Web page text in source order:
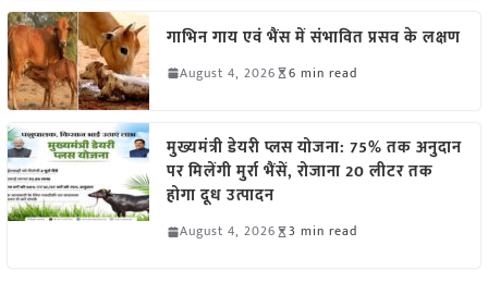
गाभिन गाय एवं भैंस में संभावित प्रसव के लक्षण
August 4, 2026 6 min read
मुख्यमंत्री डेयरी प्लस योजना: 75% तक अनुदान
पर मिलेंगी मुर्रा भैंसें, रोजाना 20 लीटर तक
होगा दूध उत्पादन
August 4, 2026 3 min read